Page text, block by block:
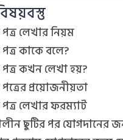
লেখার নিয়ম
কাকে বলে?
কখন লেখা হয়?
প্রয়োজনীয়তা
লেখার ফরম্যাট
ছুটির পর যোগদানের